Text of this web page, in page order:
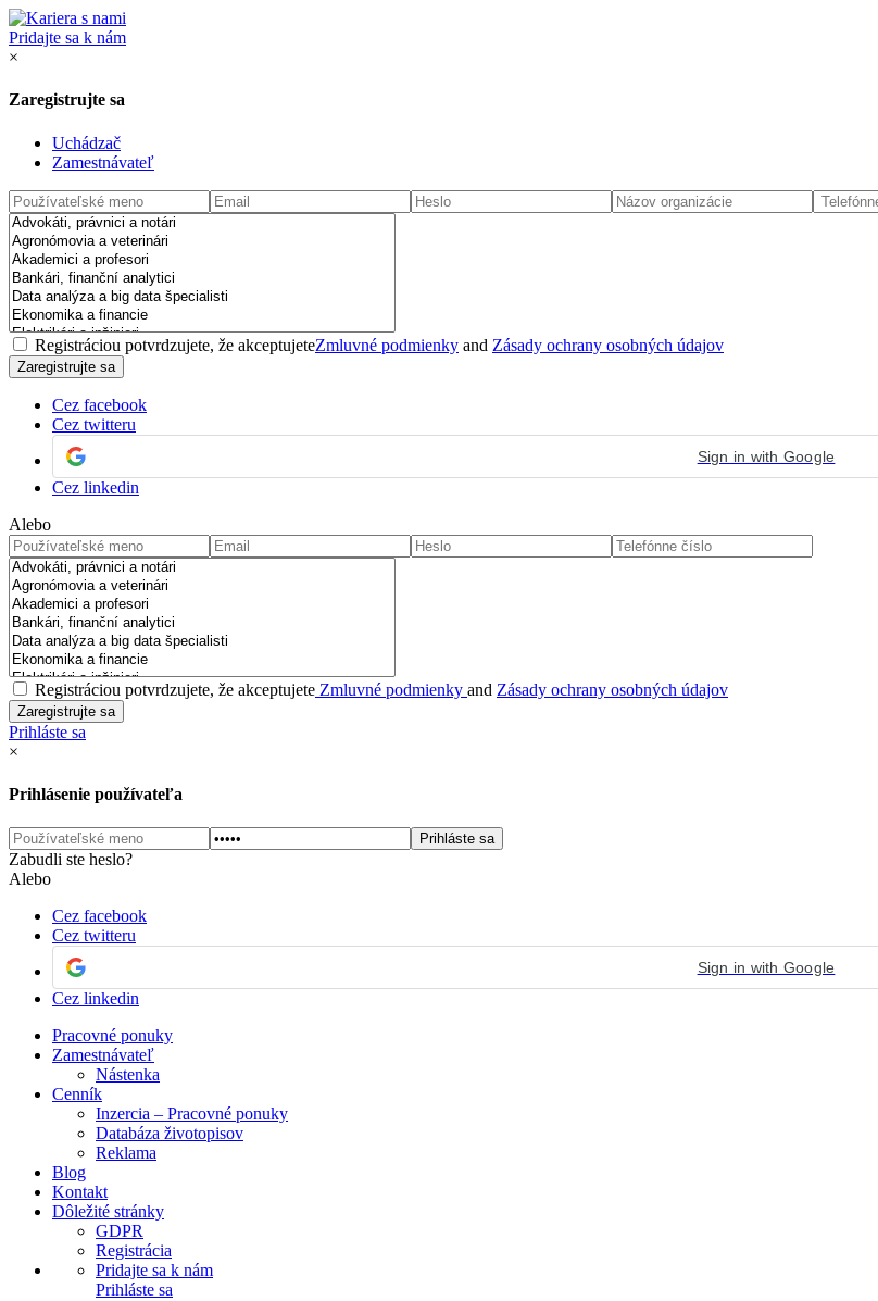
Pridajte sa k nám
×
Zaregistrujte sa
Uchádzač
Zamestnávateľ
Registráciou potvrdzujete, že akceptujeteZmluvné podmienky and Zásady ochrany osobných údajov
Cez facebook
Cez twitteru
Sign in with Google
Cez linkedin
Alebo
Registráciou potvrdzujete, že akceptujete Zmluvné podmienky and Zásady ochrany osobných údajov
Prihláste sa
×
Prihlásenie používateľa
Zabudli ste heslo?
Alebo
Cez facebook
Cez twitteru
Sign in with Google
Cez linkedin
Pracovné ponuky
Zamestnávateľ
Nástenka
Cenník
Inzercia – Pracovné ponuky
Databáza životopisov
Reklama
Blog
Kontakt
Dôležité stránky
GDPR
Registrácia
Pridajte sa k nám
Prihláste sa